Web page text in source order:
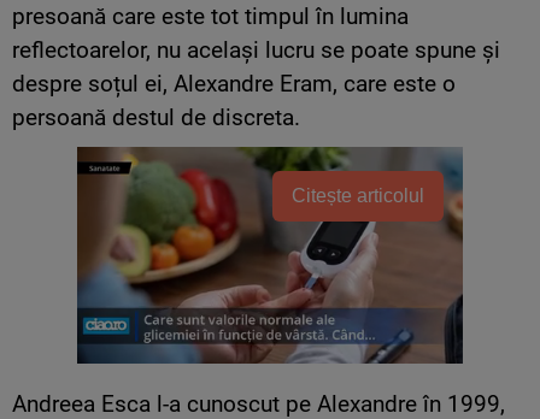
presoană care este tot timpul în lumina
reflectoarelor, nu același lucru se poate spune și
despre soțul ei, Alexandre Eram, care este o
persoană destul de discreta.
Citește articolul
Andreea Esca l-a cunoscut pe Alexandre în 1999,